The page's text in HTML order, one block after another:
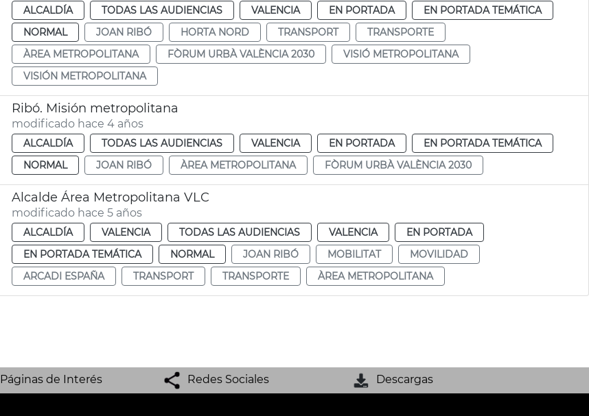
ALCALDÍA TODAS LAS AUDIENCIAS VALENCIA EN PORTADA
EN PORTADA TEMÁTICA
NORMAL
JOAN RIBÓ HORTA NORD TRANSPORT
TRANSPORTE
ÀREA METROPOLITANA
FÒRUM URBÀ VALÈNCIA 2030
VISIÓ METROPOLITANA
VISIÓN METROPOLITANA
Ribó. Misión metropolitana
modificado hace 4 años
ALCALDÍA TODAS LAS AUDIENCIAS VALENCIA EN PORTADA
EN PORTADA TEMÁTICA
NORMAL
JOAN RIBÓ ÀREA METROPOLITANA FÒRUM URBÀ VALÈNCIA 2030
Alcalde Área Metropolitana VLC
modificado hace 5 años
ALCALDÍA VALENCIA TODAS LAS AUDIENCIAS VALENCIA
EN PORTADA
EN PORTADA TEMÁTICA
NORMAL JOAN RIBÓ MOBILITAT
MOVILIDAD
ARCADI ESPAÑA
TRANSPORT TRANSPORTE ÀREA METROPOLITANA
Páginas de Interés Redes Sociales Descargas